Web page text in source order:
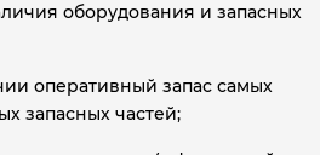
оборудования и запасных
оперативный запас самых
запасных частей;